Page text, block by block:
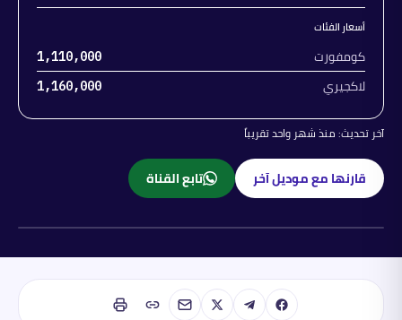
أسعار الفئات
كومفورت 1,110,000
لاكجيري 1,160,000
آخر تحديث:منذ شهر واحد تقريباً
قارنها مع موديل آخر تابع القناة